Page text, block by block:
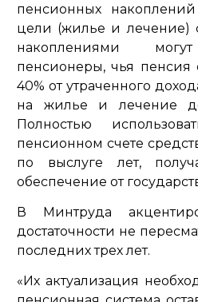
пенсионных
цели (жилье и лечение)
накоплениями могут
пенсионеры, чья пенсия
40% от утраченного
на жилье и лечение
Полностью
пенсионном счете
по выслуге лет,
обеспечение от
В Минтруда
достаточности не
последних трех лет.
«Их актуализация